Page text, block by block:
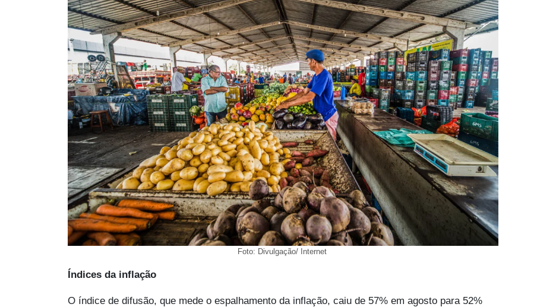
Foto: Divulgação/ Internet
Índices da inflação
O índice de difusão, que mede o espalhamento da inflação, caiu de 57% em agosto para 52%